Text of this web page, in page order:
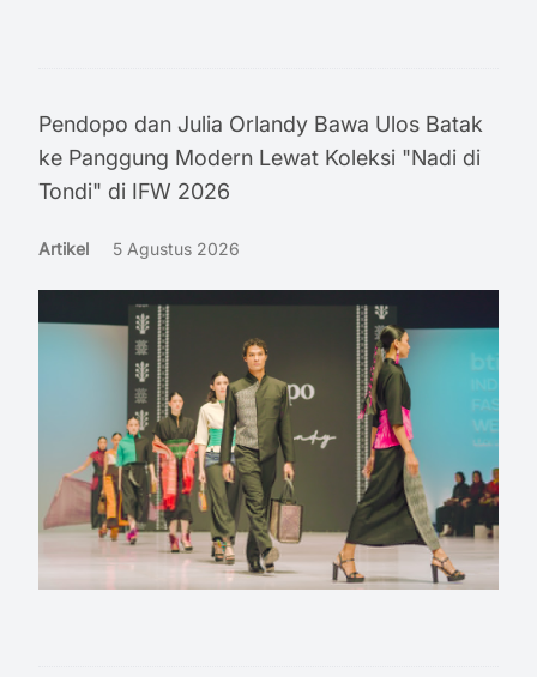
Pendopo dan Julia Orlandy Bawa Ulos Batak
ke Panggung Modern Lewat Koleksi "Nadi di
Tondi" di IFW 2026
Artikel 5 Agustus 2026